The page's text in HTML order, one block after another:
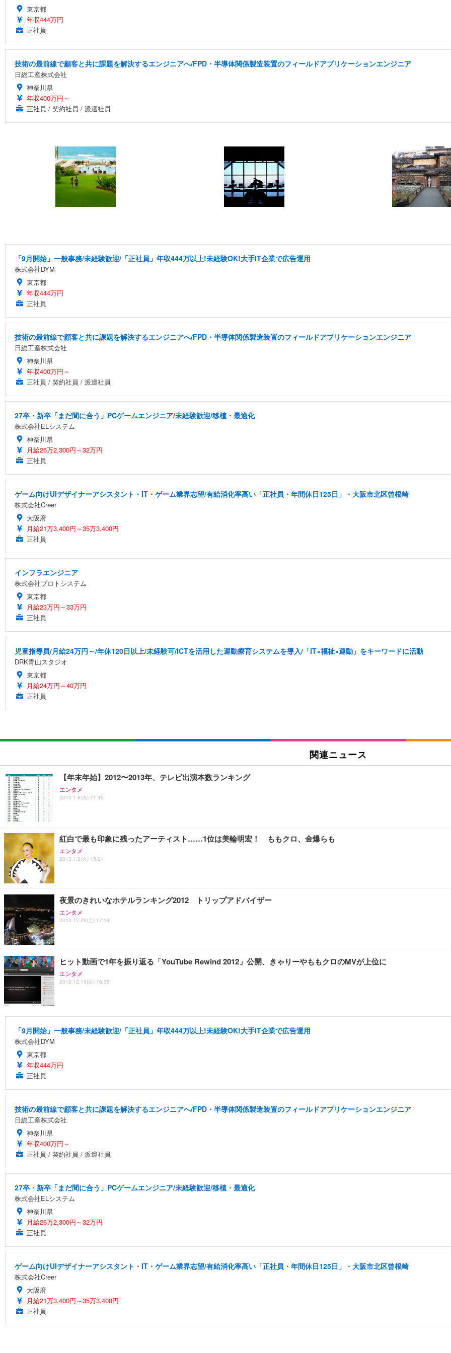
東京都
年収444万円
正社員
技術の最前線で顧客と共に課題を解決するエンジニアへ/FPD・半導体関係製造装置のフィールドアプリケーションエンジニア
日総工産株式会社
神奈川県
年収400万円～
正社員 / 契約社員 / 派遣社員
「9月開始」一般事務/未経験歓迎/「正社員」年収444万以上!未経験OK!大手IT企業で広告運用
株式会社DYM
東京都
年収444万円
正社員
技術の最前線で顧客と共に課題を解決するエンジニアへ/FPD・半導体関係製造装置のフィールドアプリケーションエンジニア
日総工産株式会社
神奈川県
年収400万円～
正社員 / 契約社員 / 派遣社員
27卒・新卒「まだ間に合う」PCゲームエンジニア/未経験歓迎/移植・最適化
株式会社ELシステム
神奈川県
月給26万2,300円～32万円
正社員
ゲーム向けUIデザイナーアシスタント・IT・ゲーム業界志望/有給消化率高い「正社員・年間休日125日」・大阪市北区曾根崎
株式会社Creer
大阪府
月給21万3,400円～35万3,400円
正社員
インフラエンジニア
株式会社プロトシステム
東京都
月給23万円～33万円
正社員
児童指導員/月給24万円～/年休120日以上/未経験可/ICTを活用した運動療育システムを導入/「IT×福祉×運動」をキーワードに活動
DRK青山スタジオ
東京都
月給24万円～40万円
正社員
関連ニュース
【年末年始】2012〜2013年、テレビ出演本数ランキング
エンタメ
2013.1.8(火) 21:45
紅白で最も印象に残ったアーティスト……1位は美輪明宏！ ももクロ、金爆らも
エンタメ
2013.1.8(火) 15:21
夜景のきれいなホテルランキング2012 トリップアドバイザー
エンタメ
2012.12.29(土) 17:14
ヒット動画で1年を振り返る「YouTube Rewind 2012」公開、きゃりーやももクロのMVが上位に
エンタメ
2012.12.19(水) 16:35
「9月開始」一般事務/未経験歓迎/「正社員」年収444万以上!未経験OK!大手IT企業で広告運用
株式会社DYM
東京都
年収444万円
正社員
技術の最前線で顧客と共に課題を解決するエンジニアへ/FPD・半導体関係製造装置のフィールドアプリケーションエンジニア
日総工産株式会社
神奈川県
年収400万円～
正社員 / 契約社員 / 派遣社員
27卒・新卒「まだ間に合う」PCゲームエンジニア/未経験歓迎/移植・最適化
株式会社ELシステム
神奈川県
月給26万2,300円～32万円
正社員
ゲーム向けUIデザイナーアシスタント・IT・ゲーム業界志望/有給消化率高い「正社員・年間休日125日」・大阪市北区曾根崎
株式会社Creer
大阪府
月給21万3,400円～35万3,400円
正社員